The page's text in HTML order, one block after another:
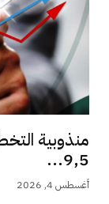
منذوبية
9,5...
أغسطس 4, 2026